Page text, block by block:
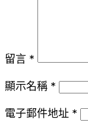
留言 *
顯示名稱 *
電子郵件地址 *